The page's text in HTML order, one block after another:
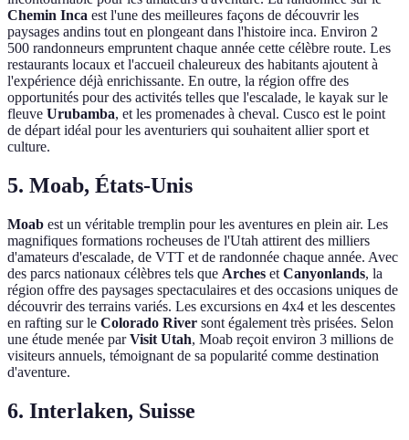
Chemin Inca est l'une des meilleures façons de découvrir les
paysages andins tout en plongeant dans l'histoire inca. Environ 2
500 randonneurs empruntent chaque année cette célèbre route. Les
restaurants locaux et l'accueil chaleureux des habitants ajoutent à
l'expérience déjà enrichissante. En outre, la région offre des
opportunités pour des activités telles que l'escalade, le kayak sur le
fleuve Urubamba, et les promenades à cheval. Cusco est le point
de départ idéal pour les aventuriers qui souhaitent allier sport et
culture.
5. Moab, États-Unis
Moab est un véritable tremplin pour les aventures en plein air. Les
magnifiques formations rocheuses de l'Utah attirent des milliers
d'amateurs d'escalade, de VTT et de randonnée chaque année. Avec
des parcs nationaux célèbres tels que Arches et Canyonlands, la
région offre des paysages spectaculaires et des occasions uniques de
découvrir des terrains variés. Les excursions en 4x4 et les descentes
en rafting sur le Colorado River sont également très prisées. Selon
une étude menée parVisit Utah, Moab reçoit environ 3 millions de
visiteurs annuels, témoignant de sa popularité comme destination
d'aventure.
6. Interlaken, Suisse